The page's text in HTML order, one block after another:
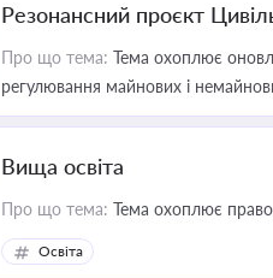
Резонансний проєкт
Про що тема: Тема охоплює
регулювання майнових і
Вища освіта
Про що тема: Тема охоплює
Освіта